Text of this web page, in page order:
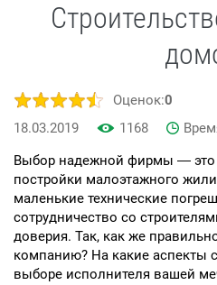
Оценок:0
18.03.2019
1168
Выбор надежной фирмы ― это
постройки малоэтажного
маленькие технические
сотрудничество со
доверия. Так, как же
компанию? На какие аспекты
выборе исполнителя вашей